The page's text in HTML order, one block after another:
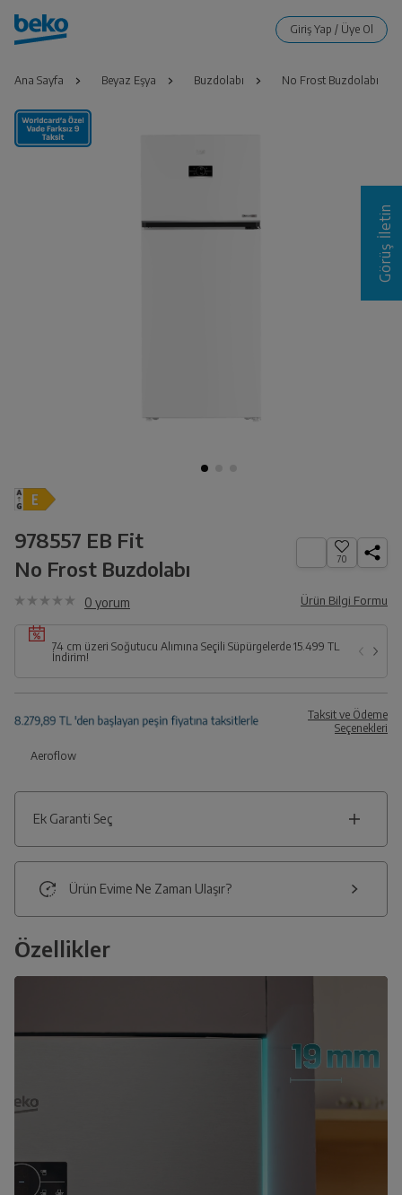
Ana Sayfa Beyaz Eşya Buzdolabı No Frost Buzdolabı
978557 EB Fit
No Frost Buzdolabı
70
0 yorum Ürün Bilgi Formu
74 cm üzeri Soğutucu Alımına Seçili Süpürgelerde 15.499 TL
İndirim!
Taksit ve Ödeme
Seçenekleri
Aeroflow
Ek Garanti Seç
Ürün Evime Ne Zaman Ulaşır?
Özellikler
Görüş İletin